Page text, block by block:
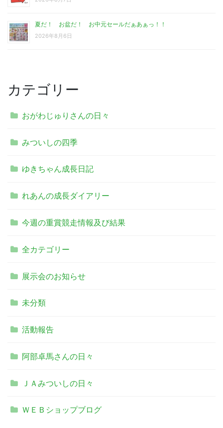
夏だ！ お盆だ！ お中元セールだぁあぁっ！！
2026年8月6日
カテゴリー
おがわじゅりさんの日々
みついしの四季
ゆきちゃん成長日記
れあんの成長ダイアリー
今週の重賞競走情報及び結果
全カテゴリー
展示会のお知らせ
未分類
活動報告
阿部卓馬さんの日々
ＪＡみついしの日々
ＷＥＢショップブログ